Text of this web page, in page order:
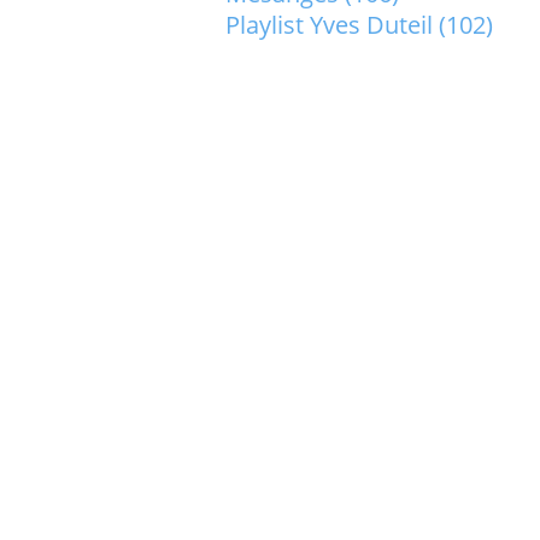
Playlist Yves Duteil (102)